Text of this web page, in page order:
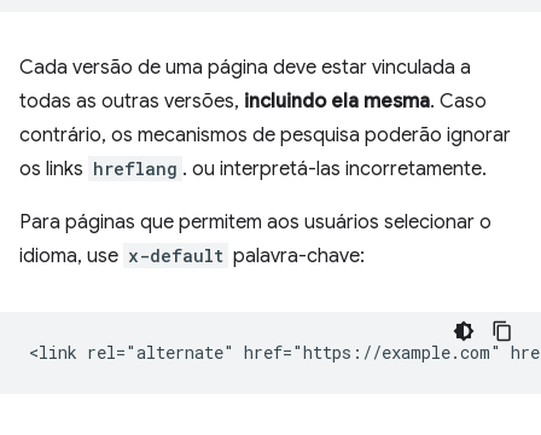
Cada versão de uma página deve estar vinculada a
todas as outras versões, incluindo ela mesma. Caso
contrário, os mecanismos de pesquisa poderão ignorar
os links hreflang . ou interpretá-las incorretamente.
Para páginas que permitem aos usuários selecionar o
idioma, use x-default palavra-chave: